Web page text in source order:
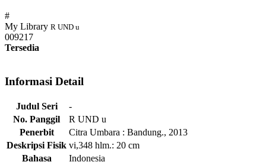
#
My Library R UND u
009217
Tersedia
Informasi Detail
Judul Seri
-
No. Panggil
R UND u
Penerbit
Citra Umbara : Bandung., 2013
Deskripsi Fisik vi,348 hlm.: 20 cm
Bahasa
Indonesia